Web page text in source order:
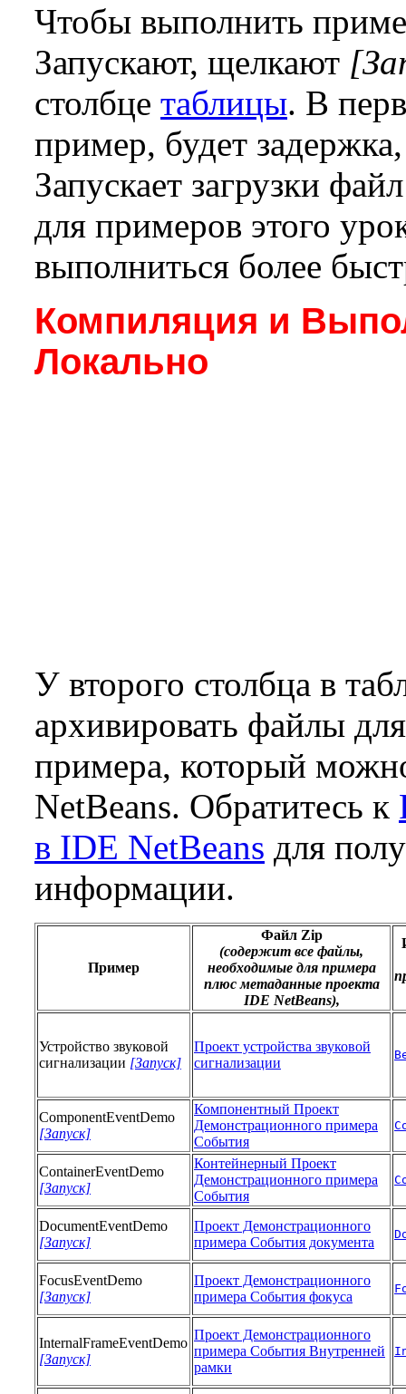
Чтобы выполнить
Запускают, щелкают
столбце таблицы. В
пример, будет
Запускает загрузки
для примеров этого
выполниться более
Компиляция и
Локально
У второго столбца в
архивировать файлы
примера, который
NetBeans. Обратитесь к
в IDE NetBeans для
информации.
Пример
Файл Zip
(содержит все файлы,
необходимые для примера
плюс метаданные проекта
IDE NetBeans),
Устройство звуковой
сигнализации [Запуск]
Проект устройства звуковой
сигнализации
ComponentEventDemo
[Запуск]
Компонентный Проект
Демонстрационного примера
События
ContainerEventDemo
[Запуск]
Контейнерный Проект
Демонстрационного примера
События
DocumentEventDemo
[Запуск]
Проект Демонстрационного
примера События документа
FocusEventDemo
[Запуск]
Проект Демонстрационного
примера События фокуса
InternalFrameEventDemo
[Запуск]
Проект Демонстрационного
примера События Внутренней
рамки